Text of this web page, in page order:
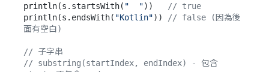
println(s.startsWith( "  "))
// true
println(s.endsWith( "Kotlin"))
// false (因為後
面有空白)
// 子字串
// substring(startIndex, endIndex) - 包含